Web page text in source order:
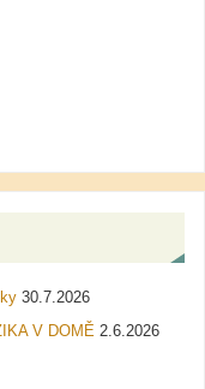
30.7.2026
V DOMĚ 2.6.2026